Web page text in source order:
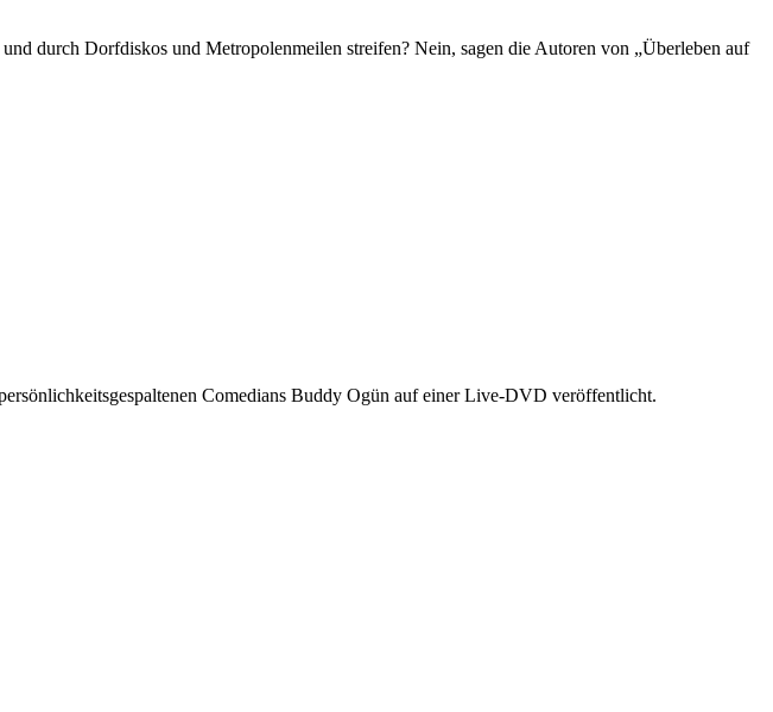
durch Dorfdiskos und Metropolenmeilen streifen? Nein, sagen die Autoren von „Überleben auf
Comedians Buddy Ogün auf einer Live-DVD veröffentlicht.